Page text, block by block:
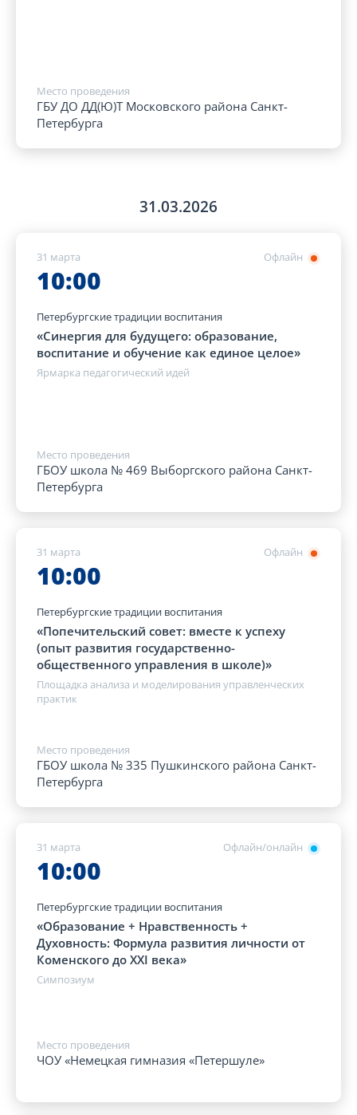
Место проведения
ГБУ ДО ДД(Ю)Т Московского района Санкт-
Петербурга
31.03.2026
Офлайн
31 марта
10:00
Петербургские традиции воспитания
«Синергия для будущего: образование,
воспитание и обучение как единое целое»
Ярмарка педагогический идей
Место проведения
ГБОУ школа № 469 Выборгского района Санкт-
Петербурга
Офлайн
31 марта
10:00
Петербургские традиции воспитания
«Попечительский совет: вместе к успеху
(опыт развития государственно-
общественного управления в школе)»
Площадка анализа и моделирования управленческих
практик
Место проведения
ГБОУ школа № 335 Пушкинского района Санкт-
Петербурга
Офлайн/онлайн
31 марта
10:00
Петербургские традиции воспитания
«Образование + Нравственность +
Духовность: Формула развития личности от
Коменского до XXI века»
Симпозиум
Место проведения
ЧОУ «Немецкая гимназия «Петершуле»